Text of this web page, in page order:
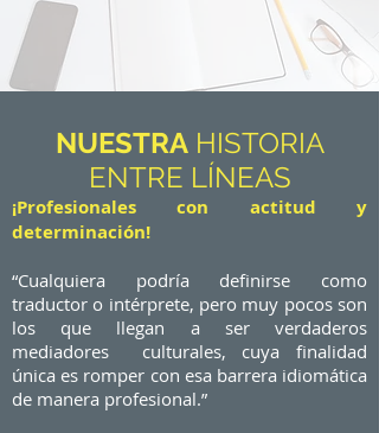
NUESTRA HISTORIA
ENTRE LÍNEAS
¡Profesionales con actitud y
determinación!
“Cualquiera podría definirse como
traductor o intérprete, pero muy pocos son
los que llegan a ser verdaderos
mediadores culturales, cuya finalidad
única es romper con esa barrera idiomática
de manera profesional.”